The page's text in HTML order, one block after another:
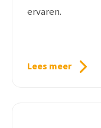
ervaren.
Lees meer